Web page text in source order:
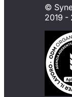
©
2019 -